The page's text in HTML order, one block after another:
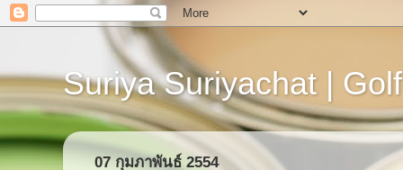
Suriya Suriyachat | Golf
07 กุมภาพันธ์ 2554